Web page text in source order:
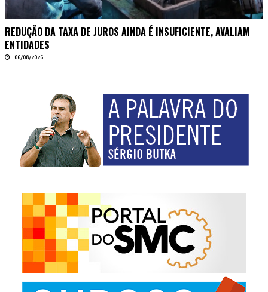
REDUÇÃO DA TAXA DE JUROS AINDA É INSUFICIENTE, AVALIAM
ENTIDADES
06/08/2026